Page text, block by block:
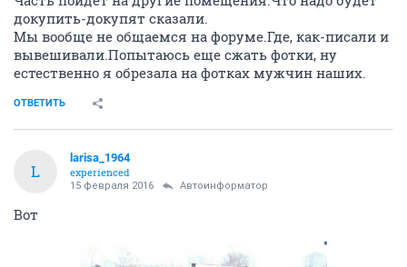
докупить-докупят сказали.
Мы вообще не общаемся на форуме.Где, как-писали и
вывешивали.Попытаюсь еще сжать фотки, ну
естественно я обрезала на фотках мужчин наших.
ОТВЕТИТЬ
L
larisa_1964
experienced
15 февраля 2016 Автоинформатор
Вот